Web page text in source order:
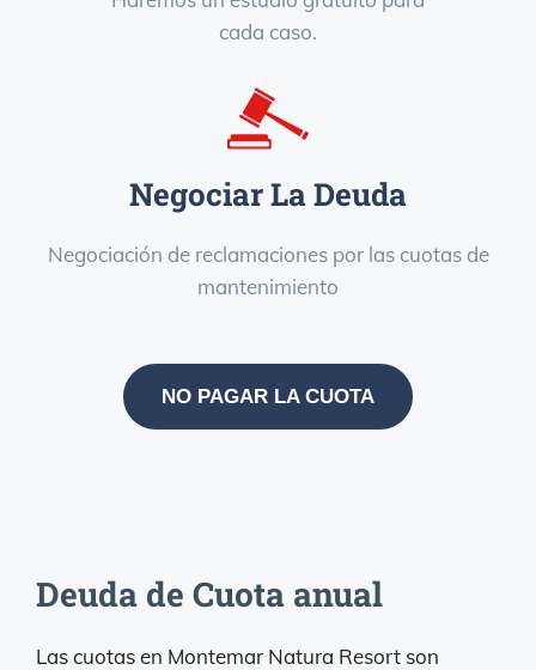
cada caso.
Negociar La Deuda
Negociación de reclamaciones por las cuotas de
mantenimiento
NO PAGAR LA CUOTA
Deuda de Cuota anual
Las cuotas en Montemar Natura Resort son